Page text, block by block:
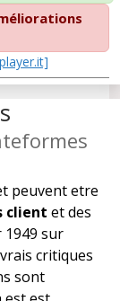
peuvent etre
client et des
1949 sur
critiques
sont